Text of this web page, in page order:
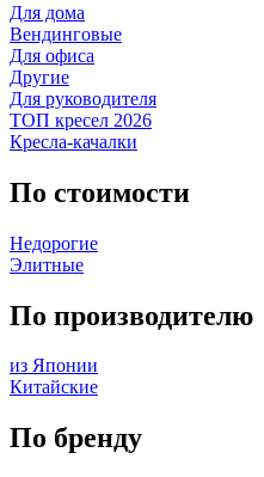
Для дома
Вендинговые
Для офиса
Другие
Для руководителя
ТОП кресел 2026
Кресла-качалки
По стоимости
Недорогие
Элитные
По производителю
из Японии
Китайские
По бренду